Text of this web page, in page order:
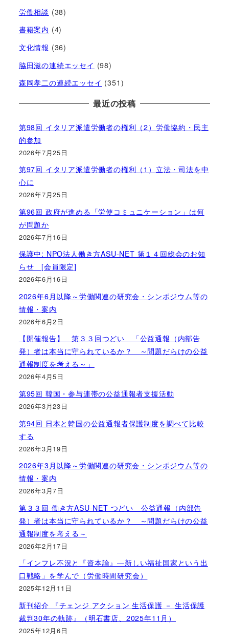
労働相談 (38)
書籍案内 (4)
文化情報 (36)
脇田滋の連続エッセイ (98)
森岡孝二の連続エッセイ (351)
最近の投稿
第98回 イタリア派遣労働者の権利（2）労働協約・民主
的参加
2026年7月25日
第97回 イタリア派遣労働者の権利（1）立法・司法を中
心に
2026年7月25日
第96回 政府が進める「労使コミュニケーション」は何
が問題か
2026年7月16日
保護中: NPO法人働き方ASU-NET 第１４回総会のお知
らせ [会員限定]
2026年6月16日
2026年6月以降～労働関連の研究会・シンポジウム等の
情報・案内
2026年6月2日
【開催報告】 第３３回つどい 「公益通報（内部告
発）者は本当に守られているか？ ～問題だらけの公益
通報制度を考える～」
2026年4月5日
第95回 韓国・参与連帯の公益通報者支援活動
2026年3月23日
第94回 日本と韓国の公益通報者保護制度を調べて比較
する
2026年3月19日
2026年3月以降～労働関連の研究会・シンポジウム等の
情報・案内
2026年3月7日
第３３回 働き方ASU-NET つどい 公益通報（内部告
発）者は本当に守られているか？ ～問題だらけの公益
通報制度を考える～
2026年2月17日
「インフレ不況と『資本論』―新しい福祉国家という出
口戦略」を学んで（労働時間研究会）
2025年12月11日
新刊紹介 『チェンジ アクション 生活保護 － 生活保護
裁判30年の軌跡』（明石書店、2025年11月）
2025年12月6日